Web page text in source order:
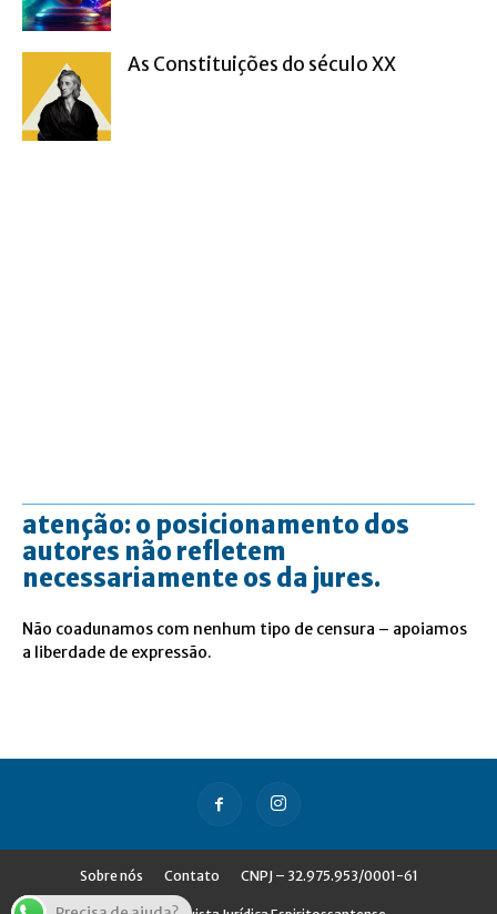
As Constituições do século XX
atenção: o posicionamento dos
autores não refletem
necessariamente os da jures.
Não coadunamos com nenhum tipo de censura – apoiamos
a liberdade de expressão.
Sobre nós Contato CNPJ – 32.975.953/0001-61